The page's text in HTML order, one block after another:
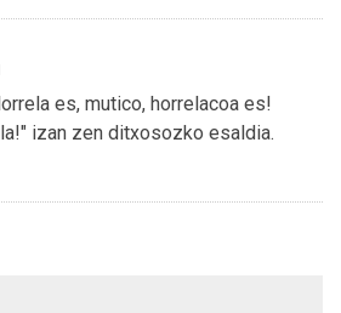
es, mutico, horrelacoa es!
izan zen ditxosozko esaldia.